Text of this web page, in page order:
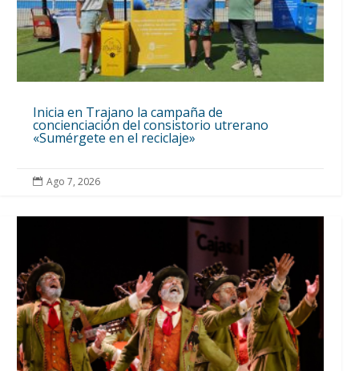
Inicia en Trajano la campaña de
concienciación del consistorio utrerano
«Sumérgete en el reciclaje»
 Ago 7, 2026